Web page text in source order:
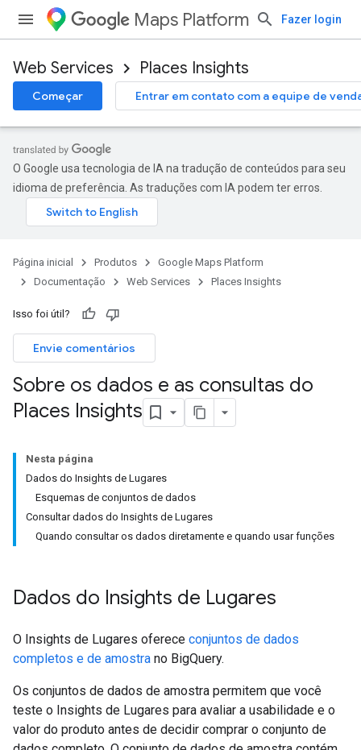
Maps Platform Fazer login
Web Services Places Insights
Começar Entrar em contato com a equipe de
O Google usa tecnologia de IA na tradução de conteúdos para seu
idioma de preferência. As traduções com IA podem ter erros.
Página inicial Produtos
Google Maps Platform
Documentação
Web Services Places Insights
Isso foi útil?
Envie comentários
Sobre os dados e as consultas do
Places Insights
Nesta página
Dados do Insights de Lugares
Esquemas de conjuntos de dados
Consultar dados do Insights de Lugares
Quando consultar os dados diretamente e quando usar funções
Dados do Insights de Lugares
O Insights de Lugares oferece conjuntos de dados
completos e de amostra no BigQuery.
Os conjuntos de dados de amostra permitem que você
teste o Insights de Lugares para avaliar a usabilidade e o
valor do produto antes de decidir comprar o conjunto de